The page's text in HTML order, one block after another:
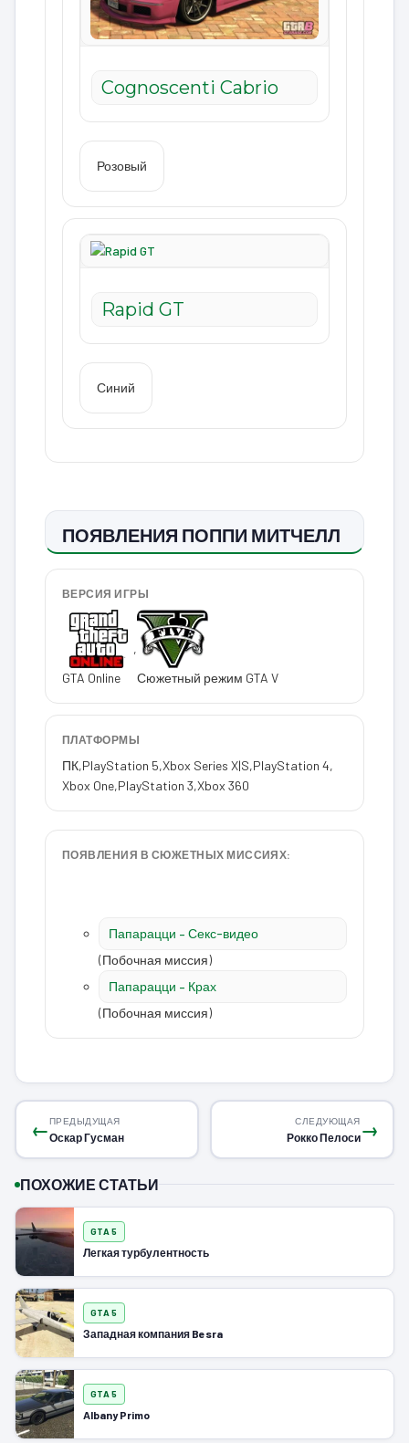
Cognoscenti Cabrio
Розовый
Rapid GT
Синий
ПОЯВЛЕНИЯ ПОППИ МИТЧЕЛЛ
ВЕРСИЯ ИГРЫ
GTA Online
,
Сюжетный режим GTA V
ПЛАТФОРМЫ
ПК,PlayStation 5,Xbox Series X|S,PlayStation 4,
Xbox One,PlayStation 3,Xbox 360
ПОЯВЛЕНИЯ В СЮЖЕТНЫХ МИССИЯХ:
Папарацци – Секс-видео
(Побочная миссия)
Папарацци – Крах
(Побочная миссия)
←ПРЕДЫДУЩАЯ
Оскар Гусман →
СЛЕДУЮЩАЯ
Рокко Пелоси
ПОХОЖИЕ СТАТЬИ
GTA 5
Легкая турбулентность
GTA 5
Западная компания Besra
GTA 5
Albany Primo